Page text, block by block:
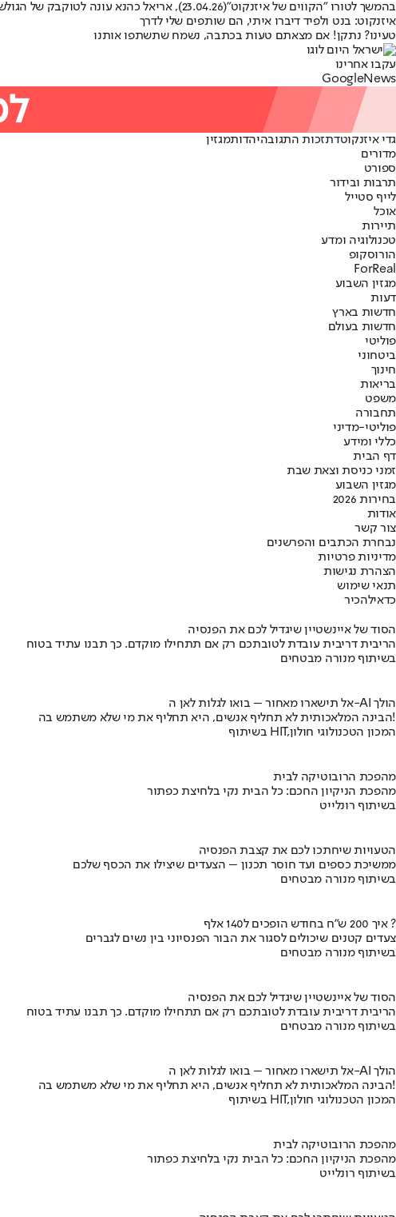
בהמשך לטורו "הקווים של איזנקוט"(23.04.26), אריאל כהנא עונה לטוקבק של הגולש אנטי דת:
איזנקוט: בנט ולפיד דיברו איתי, הם שותפים שלי לדרך
טעינו? נתקן! אם מצאתם טעות בכתבה, נשמח שתשתפו אותנו
עקבו אחרינו
Googl eNews
גדי איזנקוטדתזכות התגובהיהדותמגזין
מדורים
ספורט
תרבות ובידור
לייף סטייל
אוכל
תיירות
טכנולוגיה ומדע
הורוסקופ
ForReal
מגזין השבוע
דעות
חדשות בארץ
חדשות בעולם
פוליטי
ביטחוני
חינוך
בריאות
משפט
תחבורה
פוליטי-מדיני
כללי ומידע
דף הבית
זמני כניסת וצאת שבת
מגזין השבוע
בחירות 2026
אודות
צור קשר
נבחרת הכתבים והפרשנים
מדיניות פרטיות
הצהרת נגישות
תנאי שימוש
כדאילהכיר
הסוד של איינשטיין שיגדיל לכם את הפנסיה
הריבית דריבית עובדת לטובתכם רק אם תתחילו מוקדם. כך תבנו עתיד בטוח
בשיתוף מנורה מבטחים
אל תישארו מאחור – בואו לגלות לאן ה-AI הולך
הבינה המלאכותית לא תחליף אנשים, היא תחליף את מי שלא משתמש בה!
בשיתוף HIT,המכון הטכנולוגי חולון
מהפכת הרובוטיקה לבית
מהפכת הניקיון החכם: כל הבית נקי בלחיצת כפתור
בשיתוף רונלייט
הטעויות שיחתכו לכם את קצבת הפנסיה
ממשיכת כספים ועד חוסר תכנון – הצעדים שיצילו את הכסף שלכם
בשיתוף מנורה מבטחים
איך 200 ש"ח בחודש הופכים ל140 אלף ?
צעדים קטנים שיכולים לסגור את הבור הפנסיוני בין נשים לגברים
בשיתוף מנורה מבטחים
הסוד של איינשטיין שיגדיל לכם את הפנסיה
הריבית דריבית עובדת לטובתכם רק אם תתחילו מוקדם. כך תבנו עתיד בטוח
בשיתוף מנורה מבטחים
אל תישארו מאחור – בואו לגלות לאן ה-AI הולך
הבינה המלאכותית לא תחליף אנשים, היא תחליף את מי שלא משתמש בה!
בשיתוף HIT,המכון הטכנולוגי חולון
מהפכת הרובוטיקה לבית
מהפכת הניקיון החכם: כל הבית נקי בלחיצת כפתור
בשיתוף רונלייט